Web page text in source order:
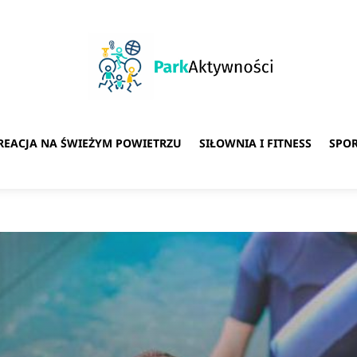
NA ŚWIEŻYM POWIETRZU SIŁOWNIA I FITNESS